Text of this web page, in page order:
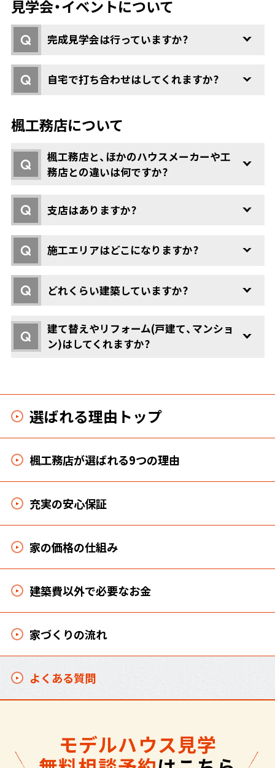
見学会・イベントについて
Q 完成見学会は行っていますか?
Q 自宅で打ち合わせはしてくれますか?
楓工務店について
Q
楓工務店と、ほかのハウスメーカーや工
務店との違いは何ですか?
Q 支店はありますか?
Q 施工エリアはどこになりますか?
Q どれくらい建築していますか?
Q
建て替えやリフォーム(戸建て、マンショ
ン)はしてくれますか?
選ばれる理由トップ
楓工務店が選ばれる9つの理由
充実の安心保証
家の価格の仕組み
建築費以外で必要なお金
家づくりの流れ
よくある質問
モデルハウス見学